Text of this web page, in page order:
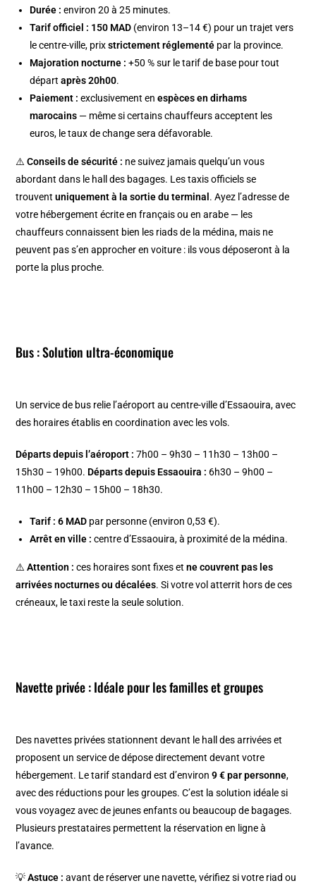
Durée : environ 20 à 25 minutes.
Tarif officiel : 150 MAD (environ 13–14 €) pour un trajet vers
le centre-ville, prixstrictement réglementé par la province.
Majoration nocturne : +50 % sur le tarif de base pour tout
départaprès 20h00.
Paiement : exclusivement enespèces en dirhams
marocains — même si certains chauffeurs acceptent les
euros, le taux de change sera défavorable.
⚠️Conseils de sécurité : ne suivez jamais quelqu’un vous
abordant dans le hall des bagages. Les taxis officiels se
trouventuniquement à la sortie du terminal . Ayez l’adresse de
votre hébergement écrite en français ou en arabe — les
chauffeurs connaissent bien les riads de la médina, mais ne
peuvent pas s’en approcher en voiture : ils vous déposeront à la
porte la plus proche.
Bus : Solution ultra-économique
Un service de bus relie l’aéroport au centre-ville d’Essaouira, avec
des horaires établis en coordination avec les vols.
Départs depuis l’aéroport : 7h00 – 9h30 – 11h30 – 13h00 –
15h30 – 19h00. Départs depuis Essaouira : 6h30 – 9h00 –
11h00 – 12h30 – 15h00 – 18h30.
Tarif : 6 MAD par personne (environ 0,53 €).
Arrêt en ville : centre d’Essaouira, à proximité de la médina.
⚠️Attention : ces horaires sont fixes etne couvrent pas les
arrivées nocturnes ou décalées. Si votre vol atterrit hors de ces
créneaux, le taxi reste la seule solution.
Navette privée : Idéale pour les familles et groupes
Des navettes privées stationnent devant le hall des arrivées et
proposent un service de dépose directement devant votre
hébergement. Le tarif standard est d’environ9 € par personne,
avec des réductions pour les groupes. C’est la solution idéale si
vous voyagez avec de jeunes enfants ou beaucoup de bagages.
Plusieurs prestataires permettent la réservation en ligne à
l’avance.
💡Astuce : avant de réserver une navette, vérifiez si votre riad ou